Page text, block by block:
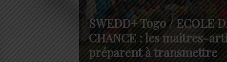
SWEDD+ Togo / ECOLE
CHANCE : les maitres-
préparent à transmettre